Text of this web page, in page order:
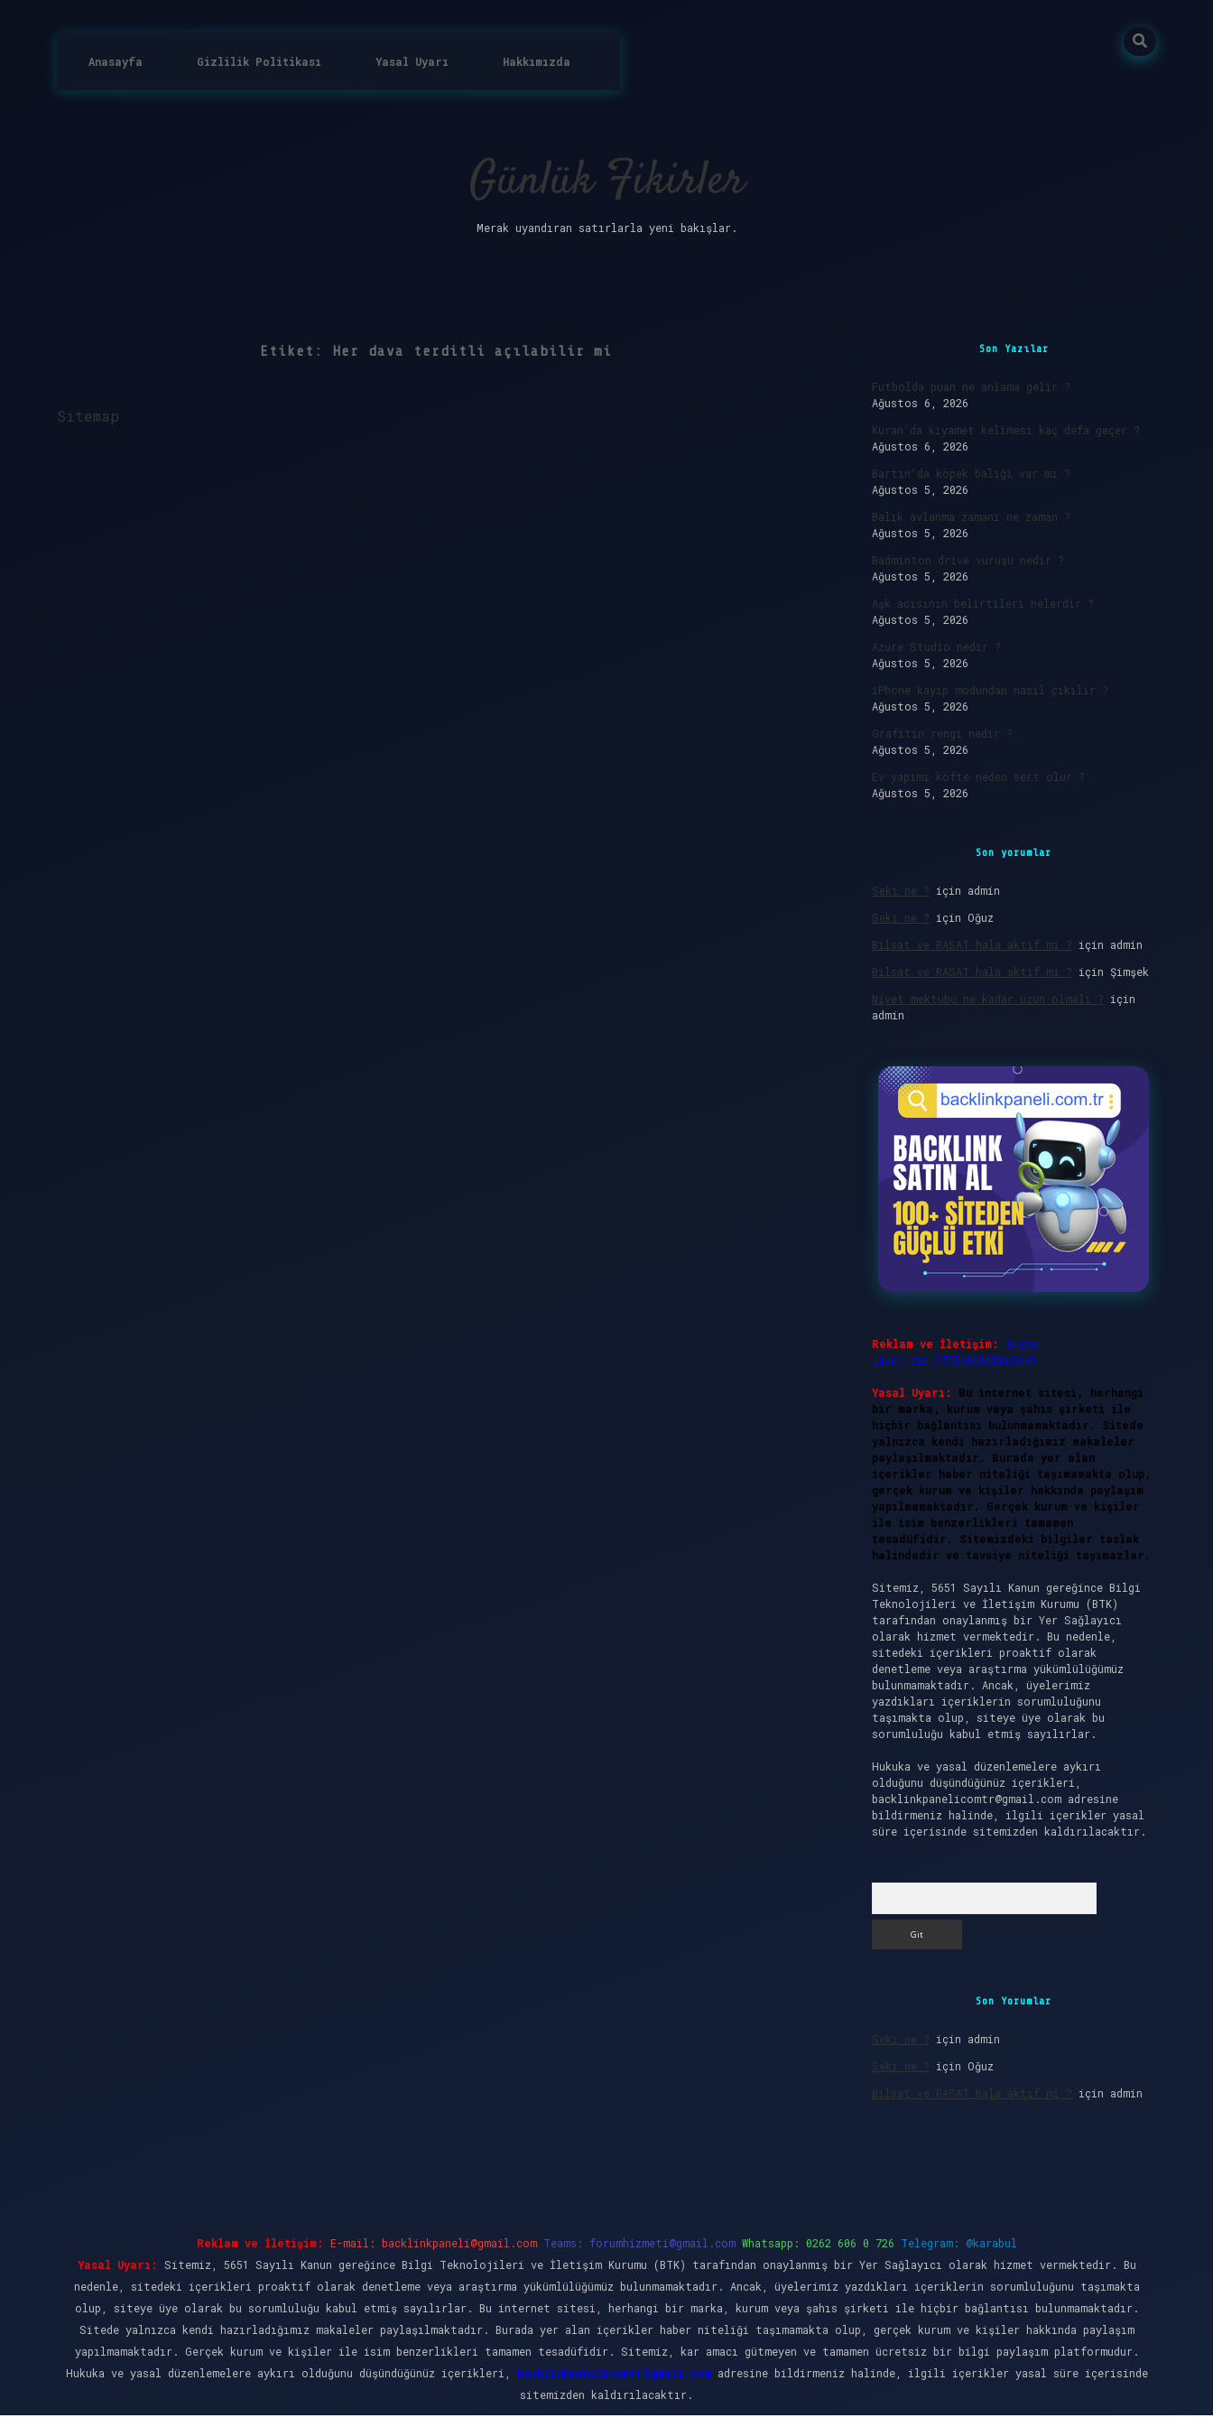
Anasayfa Gizlilik Politikası Yasal Uyarı Hakkımızda
Günlük Fikirler
Merak uyandıran satırlarla yeni bakışlar.
Etiket: Her dava terditli açılabilir mi
Sitemap
SidebarSon Yazılar
Futbolda puan ne anlama gelir ?
Ağustos 6, 2026
Kuran’da kıyamet kelimesi kaç defa geçer ?
Ağustos 6, 2026
Bartın’da köpek balığı var mı ?
Ağustos 5, 2026
Balık avlanma zamanı ne zaman ?
Ağustos 5, 2026
Badminton drive vuruşu nedir ?
Ağustos 5, 2026
Aşk acısının belirtileri nelerdir ?
Ağustos 5, 2026
Azure Studio nedir ?
Ağustos 5, 2026
iPhone kayıp modundan nasıl çıkılır ?
Ağustos 5, 2026
Grafitin rengi nedir ?
Ağustos 5, 2026
Ev yapımı köfte neden sert olur ?
Ağustos 5, 2026
Son yorumlar
Seki ne ? için admin
Seki ne ? için Oğuz
Bilsat ve RASAT hala aktif mi ? için admin
Bilsat ve RASAT hala aktif mi ? için Şimşek
Niyet mektubu ne kadar uzun olmalı ? için
admin
Reklam ve İletişim:
Skype:
live:.cid.575569c608265c69
Yasal Uyarı:
Bu internet sitesi, herhangi
bir marka, kurum veya şahıs şirketi ile
hiçbir bağlantısı bulunmamaktadır. Sitede
yalnızca kendi hazırladığımız makaleler
paylaşılmaktadır. Burada yer alan
içerikler haber niteliği taşımamakta olup,
gerçek kurum ve kişiler hakkında paylaşım
yapılmamaktadır. Gerçek kurum ve kişiler
ile isim benzerlikleri tamamen
tesadüfidir. Sitemizdeki bilgiler taslak
halindedir ve tavsiye niteliği taşımazlar.
Sitemiz, 5651 Sayılı Kanun gereğince Bilgi
Teknolojileri ve İletişim Kurumu (BTK)
tarafından onaylanmış bir Yer Sağlayıcı
olarak hizmet vermektedir. Bu nedenle,
sitedeki içerikleri proaktif olarak
denetleme veya araştırma yükümlülüğümüz
bulunmamaktadır. Ancak, üyelerimiz
yazdıkları içeriklerin sorumluluğunu
taşımakta olup, siteye üye olarak bu
sorumluluğu kabul etmiş sayılırlar.
Hukuka ve yasal düzenlemelere aykırı
olduğunu düşündüğünüz içerikleri,
backlinkpanelicomtr@gmail.comadresine
bildirmeniz halinde, ilgili içerikler yasal
süre içerisinde sitemizden kaldırılacaktır.
Son Yorumlar
Seki ne ? için admin
Seki ne ? için Oğuz
Bilsat ve RASAT hala aktif mi ? için admin
Reklam ve İletişim: E-mail: backlinkpaneli@gmail.com Teams: forumhizmeti@gmail.com Whatsapp: 0262 606 0 726 Telegram: @karabul
Yasal Uyarı:
Sitemiz, 5651 Sayılı Kanun gereğince Bilgi Teknolojileri ve İletişim Kurumu (BTK) tarafından onaylanmış bir Yer Sağlayıcı olarak hizmet vermektedir. Bu
nedenle, sitedeki içerikleri proaktif olarak denetleme veya araştırma yükümlülüğümüz bulunmamaktadır. Ancak, üyelerimiz yazdıkları içeriklerin sorumluluğunu taşımakta
olup, siteye üye olarak bu sorumluluğu kabul etmiş sayılırlar. Bu internet sitesi, herhangi bir marka, kurum veya şahıs şirketi ile hiçbir bağlantısı bulunmamaktadır.
Sitede yalnızca kendi hazırladığımız makaleler paylaşılmaktadır. Burada yer alan içerikler haber niteliği taşımamakta olup, gerçek kurum ve kişiler hakkında paylaşım
yapılmamaktadır. Gerçek kurum ve kişiler ile isim benzerlikleri tamamen tesadüfidir. Sitemiz, kar amacı gütmeyen ve tamamen ücretsiz bir bilgi paylaşım platformudur.
Hukuka ve yasal düzenlemelere aykırı olduğunu düşündüğünüz içerikleri, backlinkpanelicomtr@gmail.comadresine bildirmeniz halinde, ilgili içerikler yasal süre içerisinde
sitemizden kaldırılacaktır.